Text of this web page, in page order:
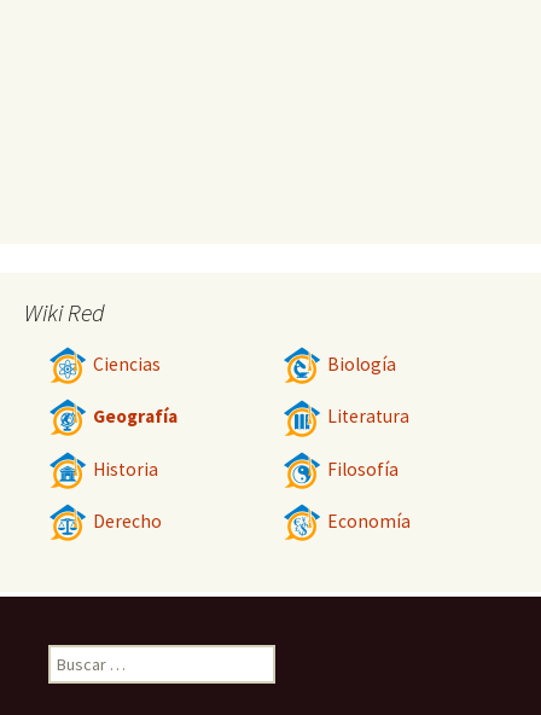
Wiki Red
Ciencias Biología
Geografía Literatura
Historia Filosofía
Derecho Economía
Buscar: